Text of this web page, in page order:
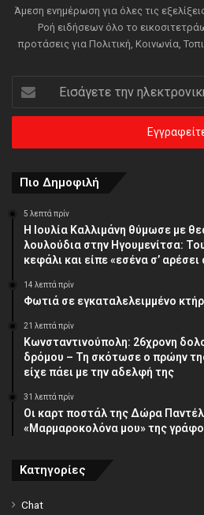
Άμεση ενημέρωση για όλες τις
Ροή ειδήσεων όλο το
προτάσεις για Πολιτική, Κοινωνία,
Εισάγετε
την
ηλεκτρονική
διεύθυνση
Πιο Δημοφιλή
5 λεπτά πρίν
Η Ιουλία Καλλιμάνη θύμωσε με
λουλούδια στην Ηγουμενίτσα:
κεφάλι και είπε «εσένα σ’
14 λεπτά πρίν
Φωτιά σε εγκαταλελειμμένο
21 λεπτά πρίν
Κωνσταντινούπολη: 26χρονη
δρόμου – Τη σκότωσε ο πρώην
είχε πάει με την αδελφή της
31 λεπτά πρίν
Οι καρτ ποστάλ της Δώρα
«Μαρμαροκολόνα μου» της
Κατηγορίες
Chat